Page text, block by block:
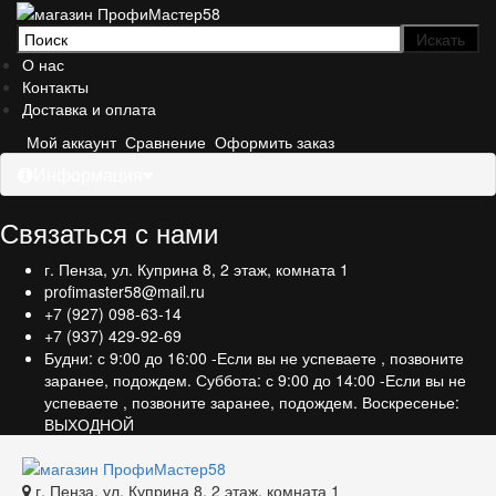
О нас
Контакты
Доставка и оплата
Мой аккаунт Сравнение Оформить заказ
Связаться с нами
г. Пенза, ул. Куприна 8, 2 этаж, комната 1
profimaster58@mail.ru
+7 (927) 098-63-14
+7 (937) 429-92-69
Будни: с 9:00 до 16:00 -Если вы не успеваете , позвоните
заранее, подождем. Суббота: с 9:00 до 14:00 -Если вы не
успеваете , позвоните заранее, подождем. Воскресенье:
ВЫХОДНОЙ
г. Пенза, ул. Куприна 8, 2 этаж, комната 1